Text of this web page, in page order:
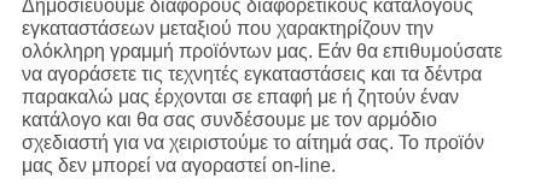
Δημοσιεύουμε διάφορους διαφορετικούς καταλόγους
εγκαταστάσεων μεταξιού που χαρακτηρίζουν την
ολόκληρη γραμμή προϊόντων μας. Εάν θα επιθυμούσατε
να αγοράσετε τις τεχνητές εγκαταστάσεις και τα δέντρα
παρακαλώ μας έρχονται σε επαφή με ή ζητούν έναν
κατάλογο και θα σας συνδέσουμε με τον αρμόδιο
σχεδιαστή για να χειριστούμε το αίτημά σας. Το προϊόν
μας δεν μπορεί να αγοραστεί on-line.